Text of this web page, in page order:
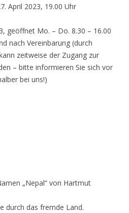
April 2023, 19.00 Uhr
geöffnet Mo. – Do. 8.30 – 16.00
nach Vereinbarung (durch
zeitweise der Zugang zur
– bitte informieren Sie sich vor
bei uns!)
„Nepal“ von Hartmut
durch das fremde Land.